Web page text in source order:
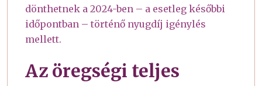
dönthetnek a 2024-ben – a esetleg későbbi
időpontban – történő nyugdíj igénylés
mellett.
Az öregségi teljes